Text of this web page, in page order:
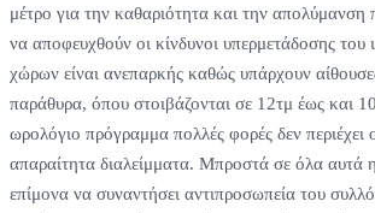
μέτρο για την καθαριότητα και την απολύμανση
να αποφευχθούν οι κίνδυνοι υπερμετάδοσης του
χώρων είναι ανεπαρκής καθώς υπάρχουν
παράθυρα, όπου στοιβάζονται σε 12τμ έως και
ωρολόγιο πρόγραμμα πολλές φορές δεν περιέχει
απαραίτητα διαλείμματα. Μπροστά σε όλα αυτά
επίμονα να συναντήσει αντιπροσωπεία του